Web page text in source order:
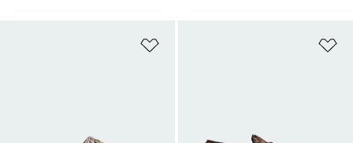
Ajouter à la Liste de produits